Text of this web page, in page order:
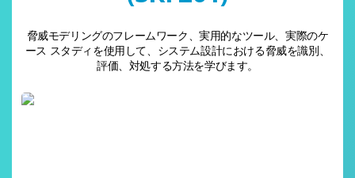
脅威モデリングのフレームワーク、実用的なツール、実際のケ
ース スタディを使用して、システム設計における脅威を識別、
評価、対処する方法を学びます。